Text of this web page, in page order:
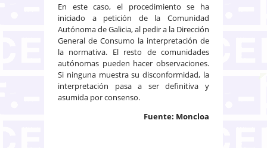
En este caso, el procedimiento se ha
iniciado a petición de la Comunidad
Autónoma de Galicia, al pedir a la Dirección
General de Consumo la interpretación de
la normativa. El resto de comunidades
autónomas pueden hacer observaciones.
Si ninguna muestra su disconformidad, la
interpretación pasa a ser definitiva y
asumida por consenso.
Fuente: Moncloa